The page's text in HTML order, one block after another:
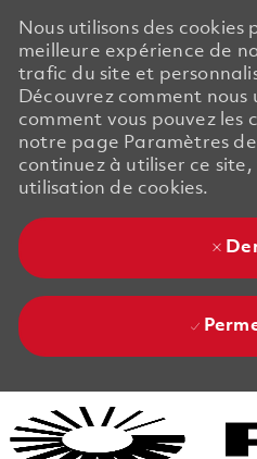
Nous utilisons des cookies
meilleure expérience de
trafic du site et
Découvrez comment nous
comment vous pouvez les
notre page Paramètres
continuez à utiliser ce
utilisation de cookies.